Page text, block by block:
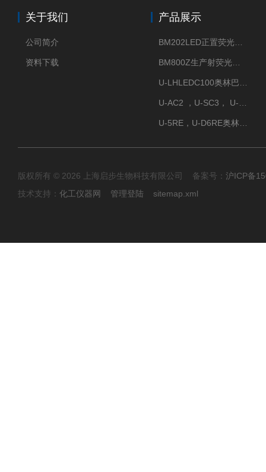
关于我们
公司简介
资料下载
产品展示
版权所有 © 2026 上海启步生物科技有限公司 备案号： 沪ICP备
技术支持： 化工仪器网 管理登陆 sitemap.xml